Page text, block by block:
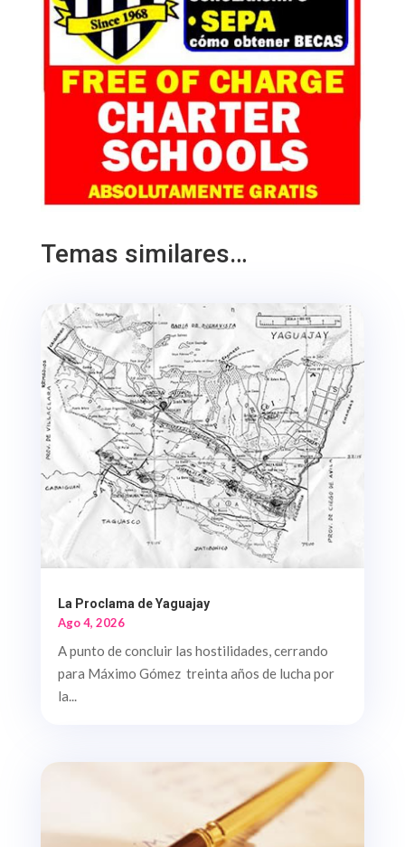
Temas similares…
La Proclama de Yaguajay
Ago 4, 2026
A punto de concluir las hostilidades, cerrando
para Máximo Gómez treinta años de lucha por
la...